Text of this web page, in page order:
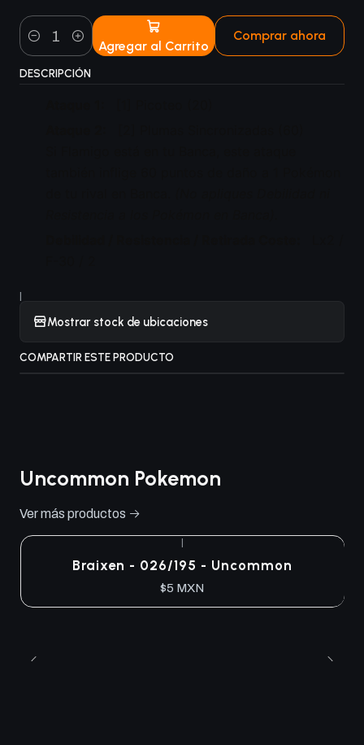
Cantidad Agregar al Carrito
Comprar ahora
DESCRIPCIÓN
|
Mostrar stock de ubicaciones
COMPARTIR ESTE PRODUCTO
Uncommon Pokemon
Ver más productos
Braixen - 026/195 - Uncommon
$5 MXN